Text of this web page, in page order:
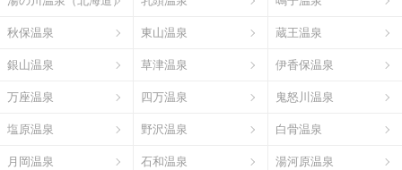
秋保温泉 東山温泉 蔵王温泉
銀山温泉 草津温泉 伊香保温泉
万座温泉 四万温泉 鬼怒川温泉
塩原温泉 野沢温泉 白骨温泉
月岡温泉 石和温泉 湯河原温泉